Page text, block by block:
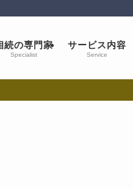
続の専門家
Specialist
サービス内容
Service